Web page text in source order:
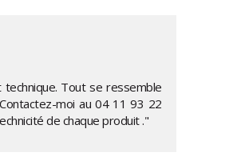
Tout se ressemble
moi au04 11 93 22
de chaque produit ."